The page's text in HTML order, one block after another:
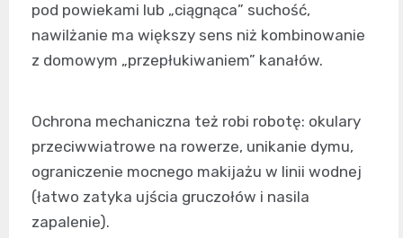
pod powiekami lub „ciągnąca” suchość,
nawilżanie ma większy sens niż kombinowanie
z domowym „przepłukiwaniem” kanałów.
Ochrona mechaniczna też robi robotę: okulary
przeciwwiatrowe na rowerze, unikanie dymu,
ograniczenie mocnego makijażu w linii wodnej
(łatwo zatyka ujścia gruczołów i nasila
zapalenie).